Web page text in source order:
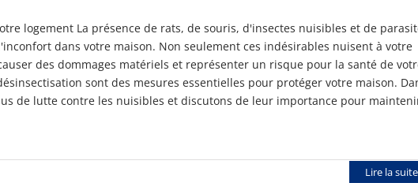
logement La présence de rats, de souris, d'insectes nuisibles et de
dans votre maison. Non seulement ces indésirables nuisent à votre
des dommages matériels et représenter un risque pour la santé de
sont des mesures essentielles pour protéger votre maison.
de lutte contre les nuisibles et discutons de leur importance pour
Lire la suite